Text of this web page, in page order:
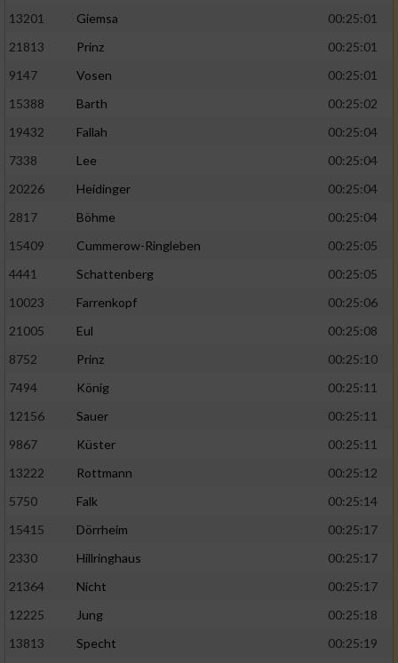
13201
Giemsa
00:25:01
21813
Prinz
00:25:01
9147
Vosen
00:25:01
15388
Barth
00:25:02
19432
Fallah
00:25:04
7338
Lee
00:25:04
20226
Heidinger
00:25:04
2817
Böhme
00:25:04
15409
Cummerow-Ringleben
00:25:05
4441
Schattenberg
00:25:05
10023
Farrenkopf
00:25:06
21005
Eul
00:25:08
8752
Prinz
00:25:10
7494
König
00:25:11
12156
Sauer
00:25:11
9867
Küster
00:25:11
13222
Rottmann
00:25:12
5750
Falk
00:25:14
15415
Dörrheim
00:25:17
2330
Hillringhaus
00:25:17
21364
Nicht
00:25:17
12225
Jung
00:25:18
13813
Specht
00:25:19